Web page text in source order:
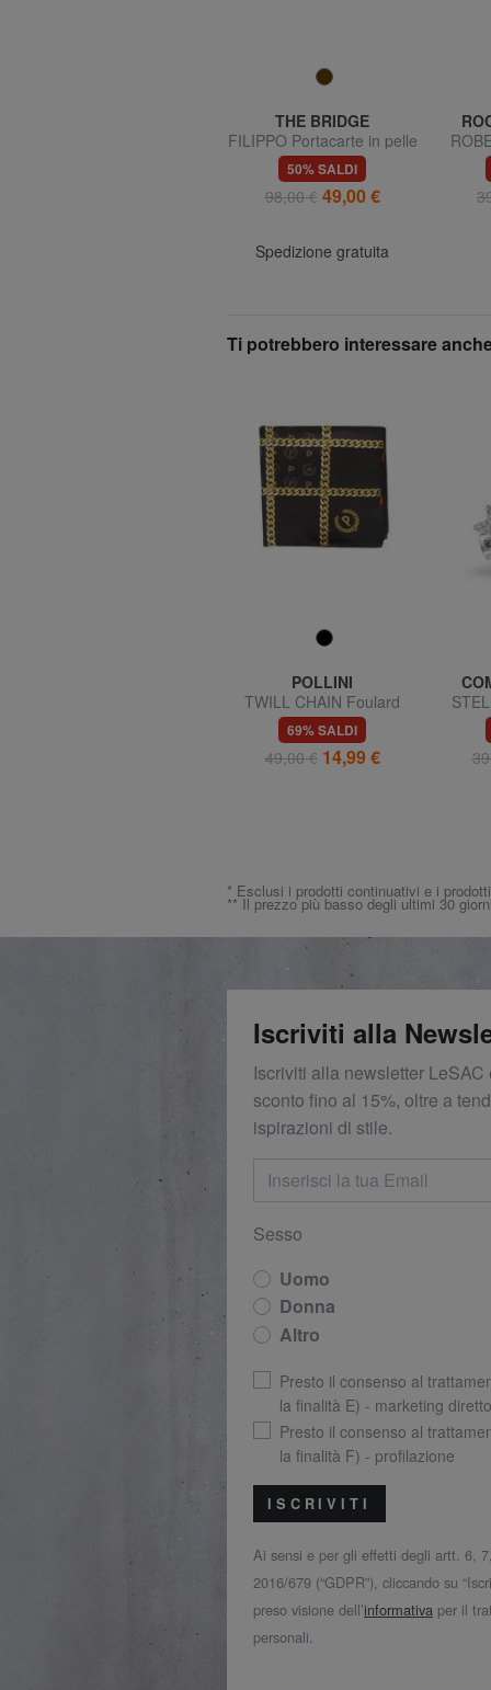
THE BRIDGE
FILIPPO Portacarte in pelle
con zip
50% SALDI
98,00 € 49,00 €
Spedizione gratuita
Ti potrebbero interessare
POLLINI
TWILL CHAIN Foulard
stampato
69% SALDI
49,00 € 14,99 €
* Esclusi i prodotti continuativi e i
** Il prezzo più basso degli ultimi 30
Iscriviti alla
Iscriviti alla newsletter LeSAC
sconto fino al 15%, oltre a
ispirazioni di stile.
Sesso
Uomo
Donna
Altro
Presto il consenso al
la finalità E) - marketing diretto
Presto il consenso al
la finalità F) - profilazione
ISCRIVITI
Ai sensi e per gli effetti degli artt. 6,
2016/679 (“GDPR”), cliccando su
preso visione dell’informativa per il
personali.